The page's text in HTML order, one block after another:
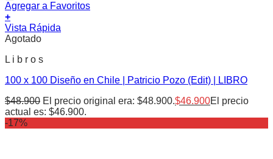
Agregar a Favoritos
+
Vista Rápida
Agotado
L i b r o s
100 x 100 Diseño en Chile | Patricio Pozo (Edit) | LIBRO
$48.900 El precio original era: $48.900.$46.900El precio
actual es: $46.900.
-17%